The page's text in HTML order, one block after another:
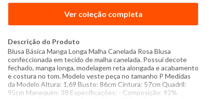
Ver coleção completa
Descrição do Produto
Blusa Básica Manga Longa Malha Canelada Rosa Blusa
confeccionada em tecido de malha canelada. Possui decote
fechado, manga longa, modelagem reta alongada e acabamento
e costura no tom. Modelo veste peça no tamanho P Medidas
da Modelo Altura: 1,69 Busto: 86cm Cintura: 57cm Quadril:
95cm Manequim: 38 Especificações: - Composição: 92%